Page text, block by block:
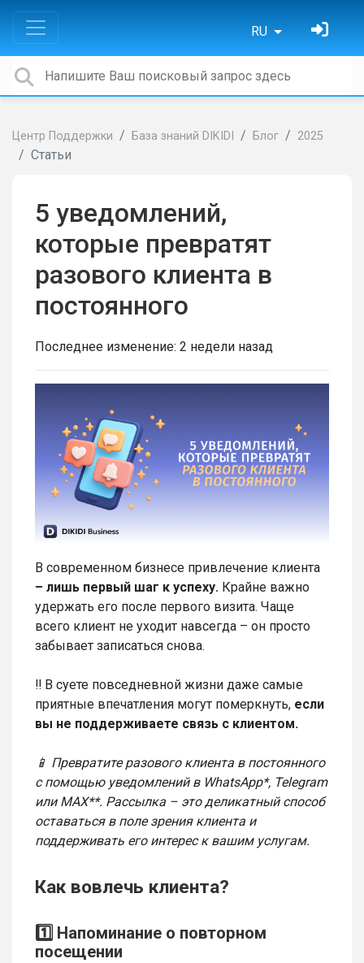
RU
Центр Поддержки База знаний DIKIDI Блог 2025
Статьи
5 уведомлений,
которые превратят
разового клиента в
постоянного
Последнее изменение: 2 недели назад
В современном бизнесе привлечение клиента
– лишь первый шаг к успеху. Крайне важно
удержать его после первого визита. Чаще
всего клиент не уходит навсегда – он просто
забывает записаться снова.
‼️ В суете повседневной жизни даже самые
приятные впечатления могут померкнуть, если
вы не поддерживаете связь с клиентом.
📱 Превратите разового клиента в постоянного
с помощью уведомлений в WhatsApp*, Telegram
или MAX**. Рассылка – это деликатный способ
оставаться в поле зрения клиента и
поддерживать его интерес к вашим услугам.
Как вовлечь клиента?
1️⃣ Напоминание о повторном
посещении